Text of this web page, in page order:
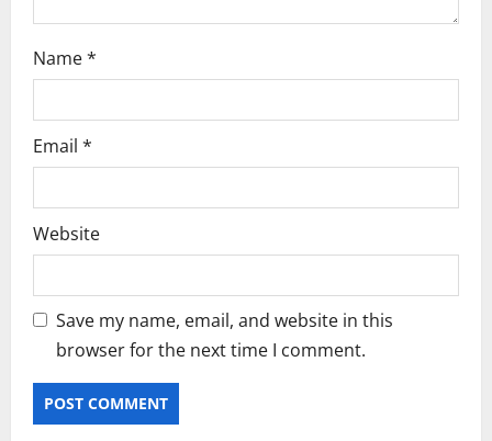
Name*
Email *
Website
Save my name, email, and website in this
browser for the next time I comment.